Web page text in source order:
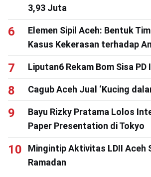
3,93 Juta
Elemen Sipil Aceh: Bentuk
Kasus Kekerasan terhadap
Liputan6 Rekam Bom Sisa PD
Cagub Aceh Jual ‘Kucing
Bayu Rizky Pratama Lolos
Paper Presentation di Tokyo
Mingintip Aktivitas LDII Aceh
Ramadan